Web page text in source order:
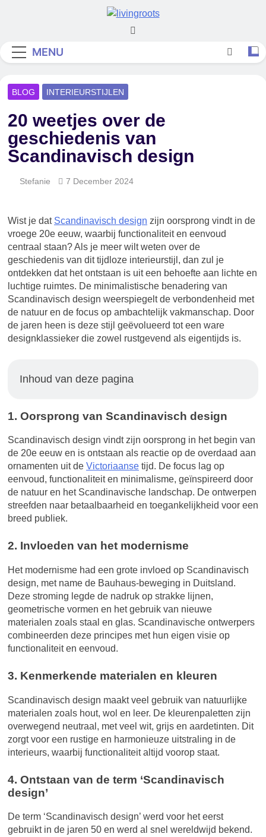
Living Roots
MENU
BLOG INTERIEURSTIJLEN
20 weetjes over de
geschiedenis van
Scandinavisch design
Stefanie 7 December 2024
Wist je dat Scandinavisch design zijn oorsprong vindt in de
vroege 20e eeuw, waarbij functionaliteit en eenvoud
centraal staan? Als je meer wilt weten over de
geschiedenis van dit tijdloze interieurstijl, dan zul je
ontdekken dat het ontstaan is uit een behoefte aan lichte en
luchtige ruimtes. De minimalistische benadering van
Scandinavisch design weerspiegelt de verbondenheid met
de natuur en de focus op ambachtelijk vakmanschap. Door
de jaren heen is deze stijl geëvolueerd tot een ware
designklassieker die zowel rustgevend als eigentijds is.
Inhoud van deze pagina
1. Oorsprong van Scandinavisch design
Scandinavisch design vindt zijn oorsprong in het begin van
de 20e eeuw en is ontstaan als reactie op de overdaad aan
ornamenten uit de Victoriaanse tijd. De focus lag op
eenvoud, functionaliteit en minimalisme, geïnspireerd door
de natuur en het Scandinavische landschap. De ontwerpen
streefden naar betaalbaarheid en toegankelijkheid voor een
breed publiek.
2. Invloeden van het modernisme
Het modernisme had een grote invloed op Scandinavisch
design, met name de Bauhaus-beweging in Duitsland.
Deze stroming legde de nadruk op strakke lijnen,
geometrische vormen en het gebruik van nieuwe
materialen zoals staal en glas. Scandinavische ontwerpers
combineerden deze principes met hun eigen visie op
functionaliteit en eenvoud.
3. Kenmerkende materialen en kleuren
Scandinavisch design maakt veel gebruik van natuurlijke
materialen zoals hout, wol en leer. De kleurenpaletten zijn
overwegend neutraal, met veel wit, grijs en aardetinten. Dit
zorgt voor een rustige en harmonieuze uitstraling in de
interieurs, waarbij functionaliteit altijd voorop staat.
4. Ontstaan van de term ‘Scandinavisch
design’
De term ‘Scandinavisch design’ werd voor het eerst
gebruikt in de jaren 50 en werd al snel wereldwijd bekend.